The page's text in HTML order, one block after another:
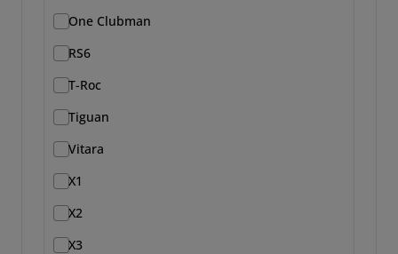
One Clubman
RS6
T-Roc
Tiguan
Vitara
X1
X2
X3